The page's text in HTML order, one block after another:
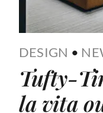
DESIGN •
Tufty-
la vita